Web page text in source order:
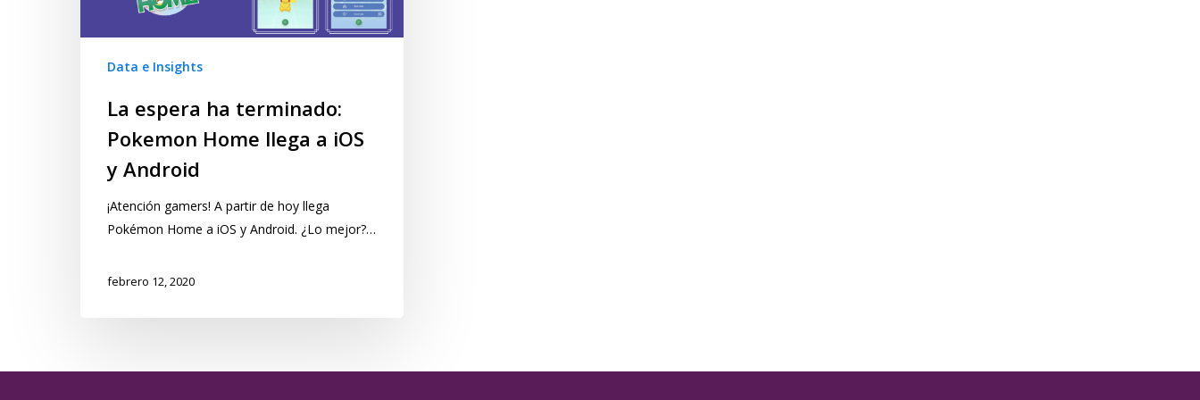
Data e Insights
La espera ha terminado:
Pokemon Home llega a iOS
y Android
¡Atención gamers! A partir de hoy llega
Pokémon Home a iOS y Android. ¿Lo mejor?…
febrero 12, 2020